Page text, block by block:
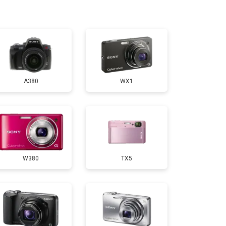
2300 ₽ Заказать
4300 ₽ Заказать
3300 ₽ Заказать
3100 ₽ Заказать
A380 WX1
W380 TX5